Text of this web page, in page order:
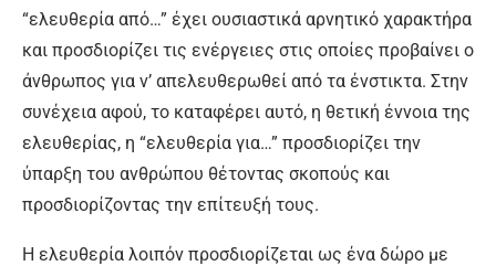
“ελευθερία από…” έχει ουσιαστικά αρνητικό χαρακτήρα
και προσδιορίζει τις ενέργειες στις οποίες προβαίνει ο
άνθρωπος για ν’ απελευθερωθεί από τα ένστικτα. Στην
συνέχεια αφού, το καταφέρει αυτό, η θετική έννοια της
ελευθερίας, η “ελευθερία για…” προσδιορίζει την
ύπαρξη του ανθρώπου θέτοντας σκοπούς και
προσδιορίζοντας την επίτευξή τους.
Η ελευθερία λοιπόν προσδιορίζεται ως ένα δώρο με